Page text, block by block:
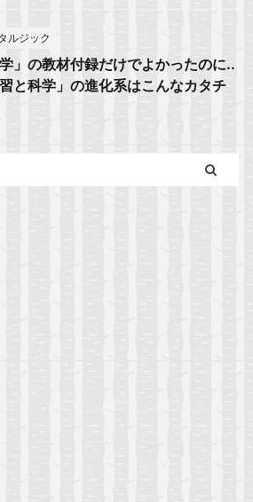
ルジック
学」の教材付録だけでよかったのに..
習と科学」の進化系はこんなカタチ